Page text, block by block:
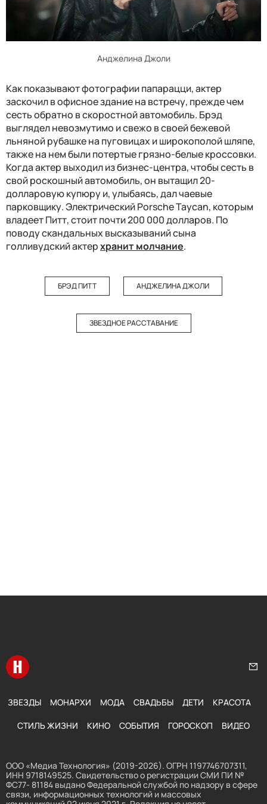
Анджелина Джоли
Как показывают фотографии папарацци, актер
заскочил в офисное здание на встречу, прежде чем
сесть обратно в скоростной автомобиль. Брэд
выглядел невозмутимо и свежо в своей бежевой
льняной рубашке на пуговицах и широкополой шляпе,
также на нем были потертые грязно-белые кроссовки.
Когда актер выходил из бизнес-центра, чтобы сесть в
свой роскошный автомобиль, он вытащил 20-
долларовую купюру и, улыбаясь, дал чаевые
парковщику. Электрический Porsche Taycan, которым
владеет Питт, стоит почти 200 000 долларов. По
поводу скандальных высказываний сына
голливудский актерхранит молчание.
БРЭД ПИТТ АНДЖЕЛИНА ДЖОЛИ
ЗВЕЗДНОЕ РАССТАВАНИЕ
Перейти на главную
ЗВЕЗДЫ МОНАРХИ МОДА СВАДЬБЫ ДЕТИ КРАСОТА
СТИЛЬ ЖИЗНИ КИНО СОБЫТИЯ ГОРОСКОП ВИДЕО
ООО «Медиа Технология» (2019-2026). ОГРН 1197746707311,
ИНН 9718149525. Свидетельство о регистрации СМИ ПИ №
ФС77- 81184 выдано Федеральной службой по надзору в сфере
связи, информационных технологий и массовых